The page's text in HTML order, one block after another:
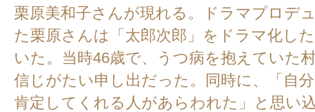
栗原美和子さんが現れる。ドラマプロデ
た栗原さんは「太郎次郎」をドラマ化し
いた。当時46歳で、うつ病を抱えていた
信じがたい申し出だった。同時に、「自
肯定してくれる人があらわれた」と思い